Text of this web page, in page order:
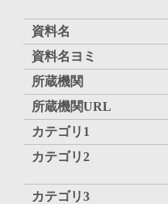
資料名
資料名ヨミ
所蔵機関
所蔵機関URL
カテゴリ1
カテゴリ2
カテゴリ3